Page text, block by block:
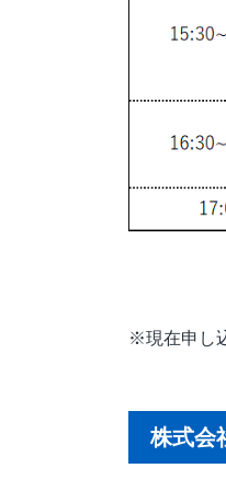
※現在申し
株式会